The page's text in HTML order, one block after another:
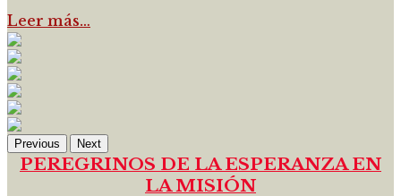
Leer más…
Previous Next
PEREGRINOS DE LA ESPERANZA EN
LA MISIÓN